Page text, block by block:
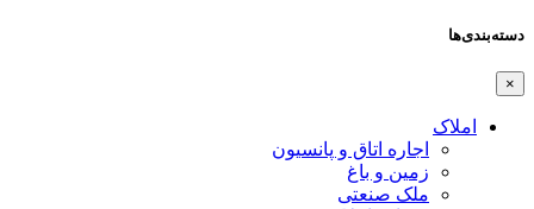
دسته‌بندی‌ها
×
املاک
اجاره اتاق و پانسیون
زمین و باغ
ملک صنعتی